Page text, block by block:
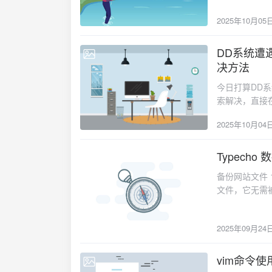
2025年10月05
2025-10-04
DD系统遭
决方法
今日打算DD
索解决，直接
2025年10月04
2025-09-24
Typecho
备份网站文件
文件，它无需
下载的最新版
经完成”的提
功能，以后
2025年09月24
2025-09-23
vim命令使